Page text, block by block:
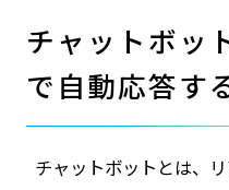
チャットボッ
で自動応答す
チャットボットとは、